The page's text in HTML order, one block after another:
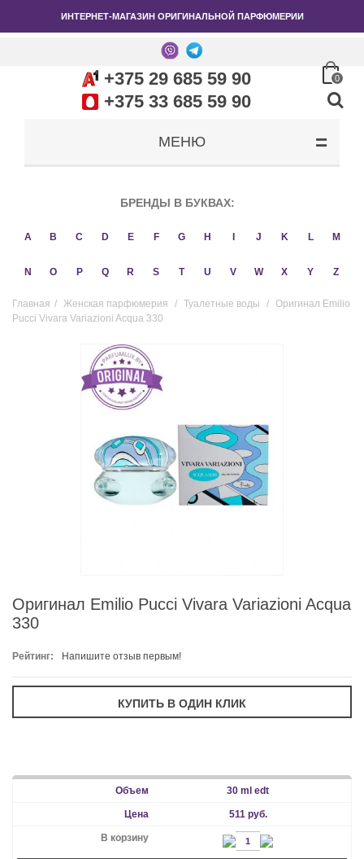
ИНТЕРНЕТ-МАГАЗИН ОРИГИНАЛЬНОЙ ПАРФЮМЕРИИ
+375 29 685 59 90
+375 33 685 59 90
0
МЕНЮ
БРЕНДЫ В БУКВАХ:
A B C D E F G H J K L M
N O P Q R S T U V W X Y Z
Главная / Женская парфюмерия / Туалетные воды / Оригинал Emilio
Pucci Vivara Variazioni Acqua 330
Оригинал Emilio Pucci Vivara Variazioni Acqua
330
Рейтинг: Напишите отзыв первым!
30 ml edt
511 руб.